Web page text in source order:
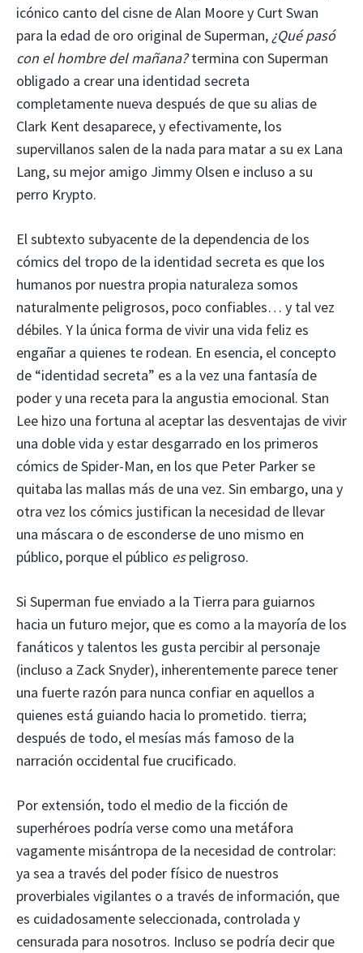
icónico canto del cisne de Alan Moore y Curt Swan
para la edad de oro original de Superman, ¿Qué pasó
con el hombre del mañana?termina con Superman
obligado a crear una identidad secreta
completamente nueva después de que su alias de
Clark Kent desaparece, y efectivamente, los
supervillanos salen de la nada para matar a su ex Lana
Lang, su mejor amigo Jimmy Olsen e incluso a su
perro Krypto.
El subtexto subyacente de la dependencia de los
cómics del tropo de la identidad secreta es que los
humanos por nuestra propia naturaleza somos
naturalmente peligrosos, poco confiables… y tal vez
débiles. Y la única forma de vivir una vida feliz es
engañar a quienes te rodean. En esencia, el concepto
de “identidad secreta” es a la vez una fantasía de
poder y una receta para la angustia emocional. Stan
Lee hizo una fortuna al aceptar las desventajas de vivir
una doble vida y estar desgarrado en los primeros
cómics de Spider-Man, en los que Peter Parker se
quitaba las mallas más de una vez. Sin embargo, una y
otra vez los cómics justifican la necesidad de llevar
una máscara o de esconderse de uno mismo en
público, porque el público espeligroso.
Si Superman fue enviado a la Tierra para guiarnos
hacia un futuro mejor, que es como a la mayoría de los
fanáticos y talentos les gusta percibir al personaje
(incluso a Zack Snyder), inherentemente parece tener
una fuerte razón para nunca confiar en aquellos a
quienes está guiando hacia lo prometido. tierra;
después de todo, el mesías más famoso de la
narración occidental fue crucificado.
Por extensión, todo el medio de la ficción de
superhéroes podría verse como una metáfora
vagamente misántropa de la necesidad de controlar:
ya sea a través del poder físico de nuestros
proverbiales vigilantes o a través de información, que
es cuidadosamente seleccionada, controlada y
censurada para nosotros. Incluso se podría decir que